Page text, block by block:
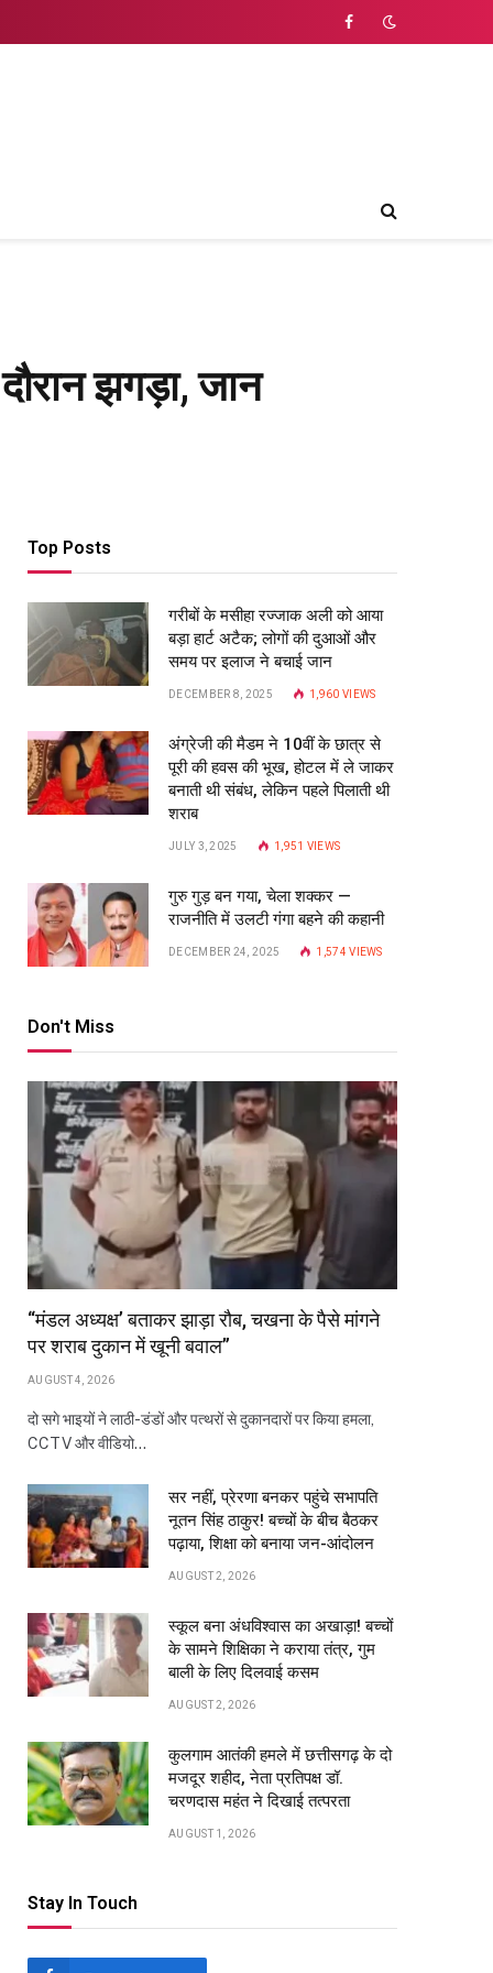
Facebook
झगड़ा, जान
Top Posts
गरीबों के मसीहा रज्‍जाक अली को आया
बड़ा हार्ट अटैक; लोगों की दुआओं और
समय पर इलाज ने बचाई जान
DECEMBER 8, 2025 1,960 VIEWS
अंग्रेजी की मैडम ने 10वीं के छात्र से
पूरी की हवस की भूख, होटल में ले जाकर
बनाती थी संबंध, लेकिन पहले पिलाती थी
शराब
JULY 3, 2025 1,951 VIEWS
गुरु गुड़ बन गया, चेला शक्कर —
राजनीति में उलटी गंगा बहने की कहानी
DECEMBER 24, 2025 1,574VIEWS
Don't Miss
“मंडल अध्यक्ष’ बताकर झाड़ा रौब, चखना के पैसे मांगने
पर शराब दुकान में खूनी बवाल”
AUGUST 4, 2026
दो सगे भाइयों ने लाठी-डंडों और पत्थरों से दुकानदारों पर किया हमला,
CCTV और वीडियो…
सर नहीं, प्रेरणा बनकर पहुंचे सभापति
नूतन सिंह ठाकुर! बच्चों के बीच बैठकर
पढ़ाया, शिक्षा को बनाया जन-आंदोलन
AUGUST 2, 2026
स्कूल बना अंधविश्वास का अखाड़ा! बच्चों
के सामने शिक्षिका ने कराया तंत्र, गुम
बाली के लिए दिलवाई कसम
AUGUST 2, 2026
कुलगाम आतंकी हमले में छत्तीसगढ़ के दो
मजदूर शहीद, नेता प्रतिपक्ष डॉ.
चरणदास महंत ने दिखाई तत्परता
AUGUST 1, 2026
Stay In Touch